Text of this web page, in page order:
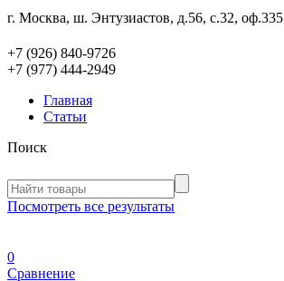
г. Москва, ш. Энтузиастов, д.56, с.32, оф.335
+7 (926) 840-9726
+7 (977) 444-2949
Главная
Статьи
Поиск
Посмотреть все результаты
0
Сравнение